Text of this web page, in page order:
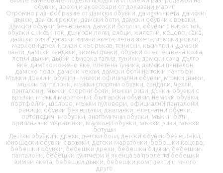
обувки, дрехи и аксесоари от доказани марки.
Огромно разнообразие от дамски обувки, дамски якета, дамски
дънки, дамски рокли, дамски боти, дамски обувки с връзки,
дамски обувки без връзки, дамски ботуши, обувки с висок ток,
обувки с нисък ток, дънкови поли, елеци, жилетки, кецове, сака,
дамски ризи, дамски зимни якета, летни якета, дамски рокли,
маркови дрехи, ризи с къс ръкав, тениски, къси поли, дамски
чанти, дамски сандали, зимни дънки, обувки от естествена кожа,
летни дънки, дънки с висока талия, туники, дамски сака, дълго
яке, дамско кожено яке, плетена туника, дамски панталон,
дамско поло, дамски чехли, дамски боти на ток и пантофи.
Мъжки дрехи и обувки - мъжки официални обувки, мъжки дънки,
мъжки панталони, мъжки спортни обувки, сандали, чехли,
панталони, мъжки спортни боти, мъжки ризи, дънки, обувки с
връзки, мъжки маратонки, български обувки, немски обувки,
портфейли, шалове, мъжки пуловери, официални панталони,
раници, обувки без връзки, джапанки, елегнатни обувки,
ортопедични обувки, анатомични обувки, мъжки боти,
оригинални маратонки, маркови обувки, мъжки ризи, мъжки
ботуши.
Детски обувки и дрехи, детски боти, детски обувки без връзки,
юношески обувки с връзки, детски маратонки, бебешки кецове,
бебешки обувки, бебешки дрехи, бебешки блузки, бебешки
панталони, бебешки суитчери и якенца за пролетта,бебешки
зимни якета, бебешки дънки, бебешки комплекти и много
друго.
📦 Информация за доставка
🔄 Подмяна и връщания
❓ Въпроси и отговори
✉️ Контактна форма